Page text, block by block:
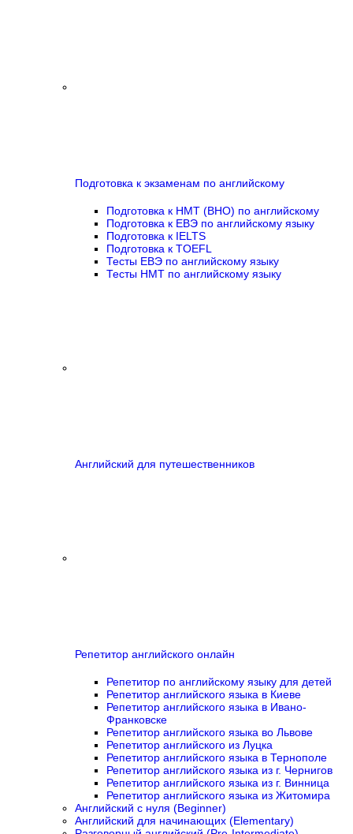
Подготовка к экзаменам по английскому
Подготовка к НМТ (ВНО) по английскому
Подготовка к ЕВЭ по английскому языку
Подготовка к IELTS
Подготовка к TOEFL
Тесты ЕВЭ по английскому языку
Тесты НМТ по английскому языку
Английский для путешественников
Репетитор английского онлайн
Репетитор по английскому языку для детей
Репетитор английского языка в Киеве
Репетитор английского языка в Ивано-
Франковске
Репетитор английского языка во Львове
Репетитор английского из Луцка
Репетитор английского языка в Тернополе
Репетитор английского языка из г. Чернигов
Репетитор английского языка из г. Винница
Репетитор английского языка из Житомира
Английский с нуля (Beginner)
Английский для начинающих (Elementary)